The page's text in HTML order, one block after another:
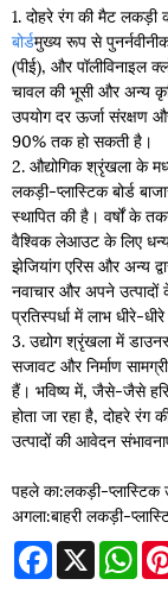
1. दोहरे रंग की मैट
बोर्डमुख्य रूप से
(पीई), और पॉलीविनाइल
चावल की भूसी और अन्य
उपयोग दर ऊर्जा संरक्षण
90% तक हो सकती है।
2. औद्योगिक श्रृंखला के
लकड़ी-प्लास्टिक बोर्ड
स्थापित की है। वर्षों के
वैश्विक लेआउट के लिए
झेजियांग एरिस और अन्य
नवाचार और अपने उत्पादों
प्रतिस्पर्धा में लाभ धीरे-
3. उद्योग श्रृंखला में
सजावट और निर्माण
हैं। भविष्य में, जैसे-जैसे
होता जा रहा है, दोहरे
उत्पादों की आवेदन
पहले का:लकड़ी-प्लास्टिक
अगला:बाहरी लकड़ी-
Facebook
X